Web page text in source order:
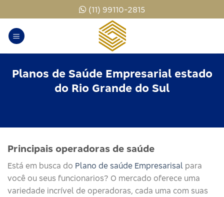
to
content
(11) 99110-2815
Planos de Saúde Empresarial estado
do Rio Grande do Sul
Principais operadoras de saúde​
Está em busca do Plano de saúde Empresarisal para
você ou seus funcionarios? O mercado oferece uma
variedade incrível de operadoras, cada uma com suas